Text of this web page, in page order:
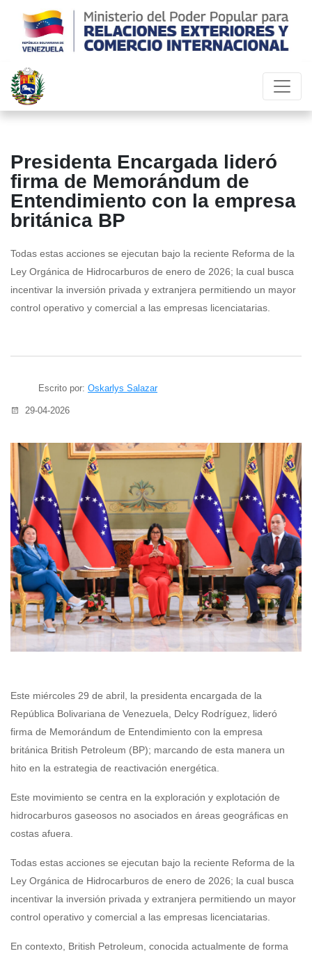
Presidenta Encargada lideró
firma de Memorándum de
Entendimiento con la empresa
británica BP
Todas estas acciones se ejecutan bajo la reciente Reforma de la
Ley Orgánica de Hidrocarburos de enero de 2026; la cual busca
incentivar la inversión privada y extranjera permitiendo un mayor
control operativo y comercial a las empresas licenciatarias.
Escrito por: Oskarlys Salazar
29-04-2026
Este miércoles 29 de abril, la presidenta encargada de la
República Bolivariana de Venezuela, Delcy Rodríguez, lideró
firma de Memorándum de Entendimiento con la empresa
británica British Petroleum (BP); marcando de esta manera un
hito en la estrategia de reactivación energética.
Este movimiento se centra en la exploración y explotación de
hidrocarburos gaseosos no asociados en áreas geográficas en
costas afuera.
Todas estas acciones se ejecutan bajo la reciente Reforma de la
Ley Orgánica de Hidrocarburos de enero de 2026; la cual busca
incentivar la inversión privada y extranjera permitiendo un mayor
control operativo y comercial a las empresas licenciatarias.
En contexto, British Petroleum, conocida actualmente de forma